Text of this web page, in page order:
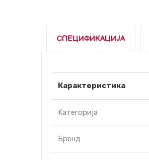
СПЕЦИФИКАЦИЈА
Карактеристика
Kатегорија
Бренд